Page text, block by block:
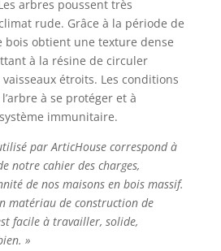
arbres poussent très
rude. Grâce à la période de
bois obtient une texture dense
à la résine de circuler
étroits. Les conditions
à se protéger et à
immunitaire.
par ArticHouse correspond à
notre cahier des charges,
de nos maisons en bois massif.
matériau de construction de
facile à travailler, solide,
»